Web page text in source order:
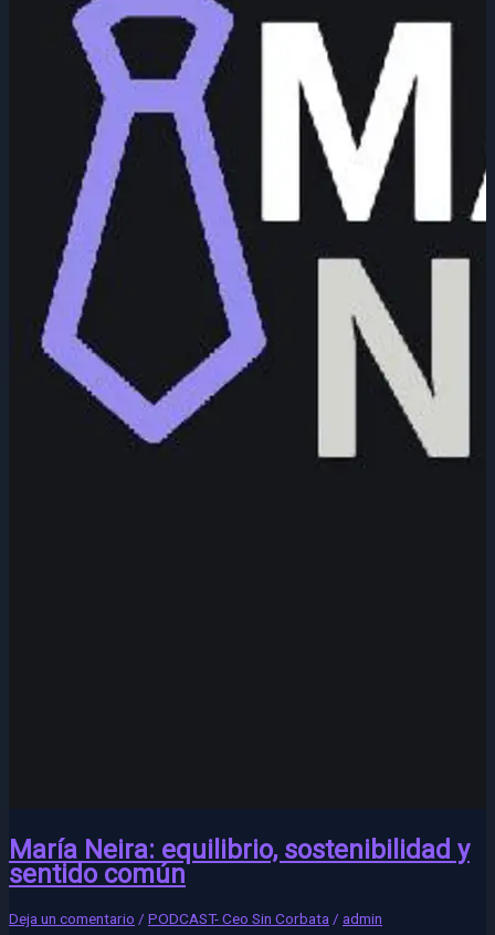
María Neira: equilibrio, sostenibilidad y
sentido común
Deja un comentario / PODCAST- Ceo Sin Corbata / admin